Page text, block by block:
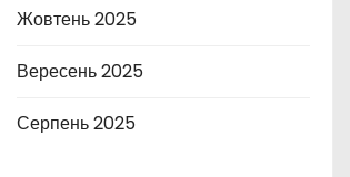
Жовтень 2025
Вересень 2025
Серпень 2025